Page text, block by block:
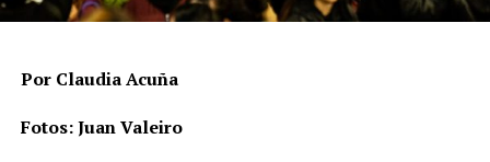
aclara que hay un subregistro, “porque hay casos donde
relacionada a la posibilidad de un crimen de odio”.
En ese punto aparece uno de los datos más significativos
Por Claudia Acuña
Fotos: Juan Valeiro